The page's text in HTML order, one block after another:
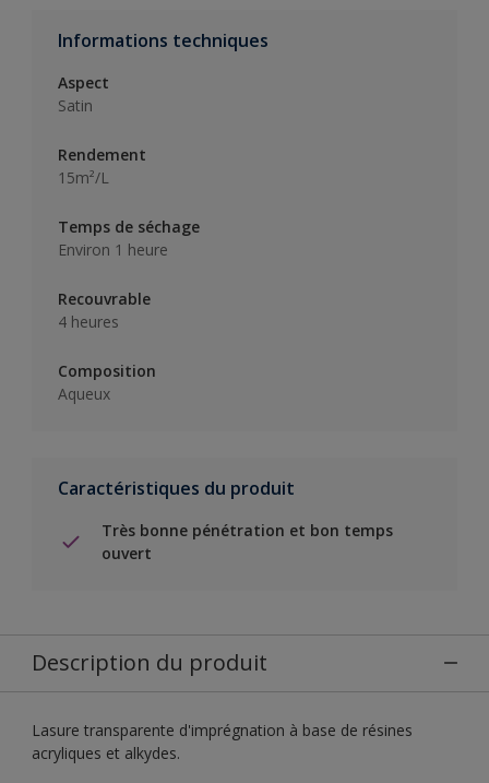
Informations techniques
Aspect
Satin
Rendement
15m²/L
Temps de séchage
Environ 1 heure
Recouvrable
4 heures
Composition
Aqueux
Caractéristiques du produit
Très bonne pénétration et bon temps
ouvert
Description du produit
Lasure transparente d'imprégnation à base de résines
acryliques et alkydes.